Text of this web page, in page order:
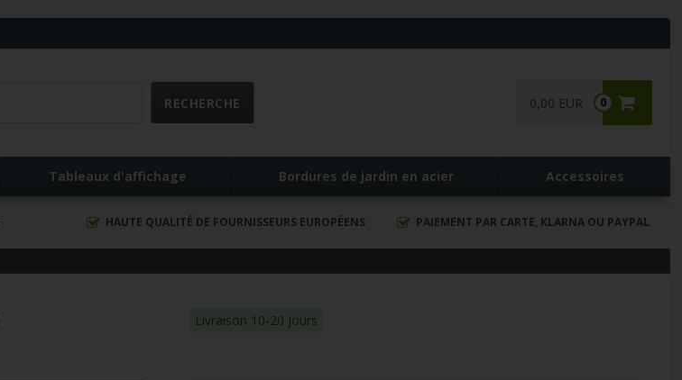
0
0,00 EUR
Tableaux d'affichage Bordures de jardin en acier Accessoires
HAUTE QUALITÉ DE FOURNISSEURS EUROPÉENS PAIEMENT PAR CARTE, KLARNA OU PAYPAL
Livraison 10-20 Jours